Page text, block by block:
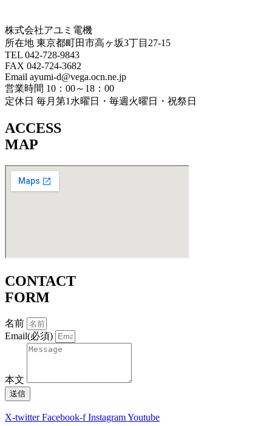
株式会社アユミ電機
所在地 東京都町田市高ヶ坂3丁目27‐15
TEL 042-728-9843
FAX 042-724-3682
Email ayumi-d@vega.ocn.ne.jp
営業時間 10：00～18：00
定休日 毎月第1水曜日・毎週火曜日・祝祭日
ACCESS
MAP
CONTACT
FORM
名前
Email(必須)
本文
送信
X-twitter Facebook-f InstagramYoutube